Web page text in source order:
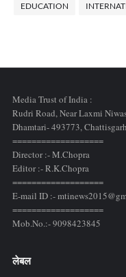
EDUCATION
Media Trust of India :
Rudri Road, Near Laxmi
Dhamtari- 493773,Chattisgarh
===================
Director :- M.Chopra
Editor :- R.K.Chopra
===================
E-mail ID :-
===================
Mob.No.:- 9098423845
लेबल